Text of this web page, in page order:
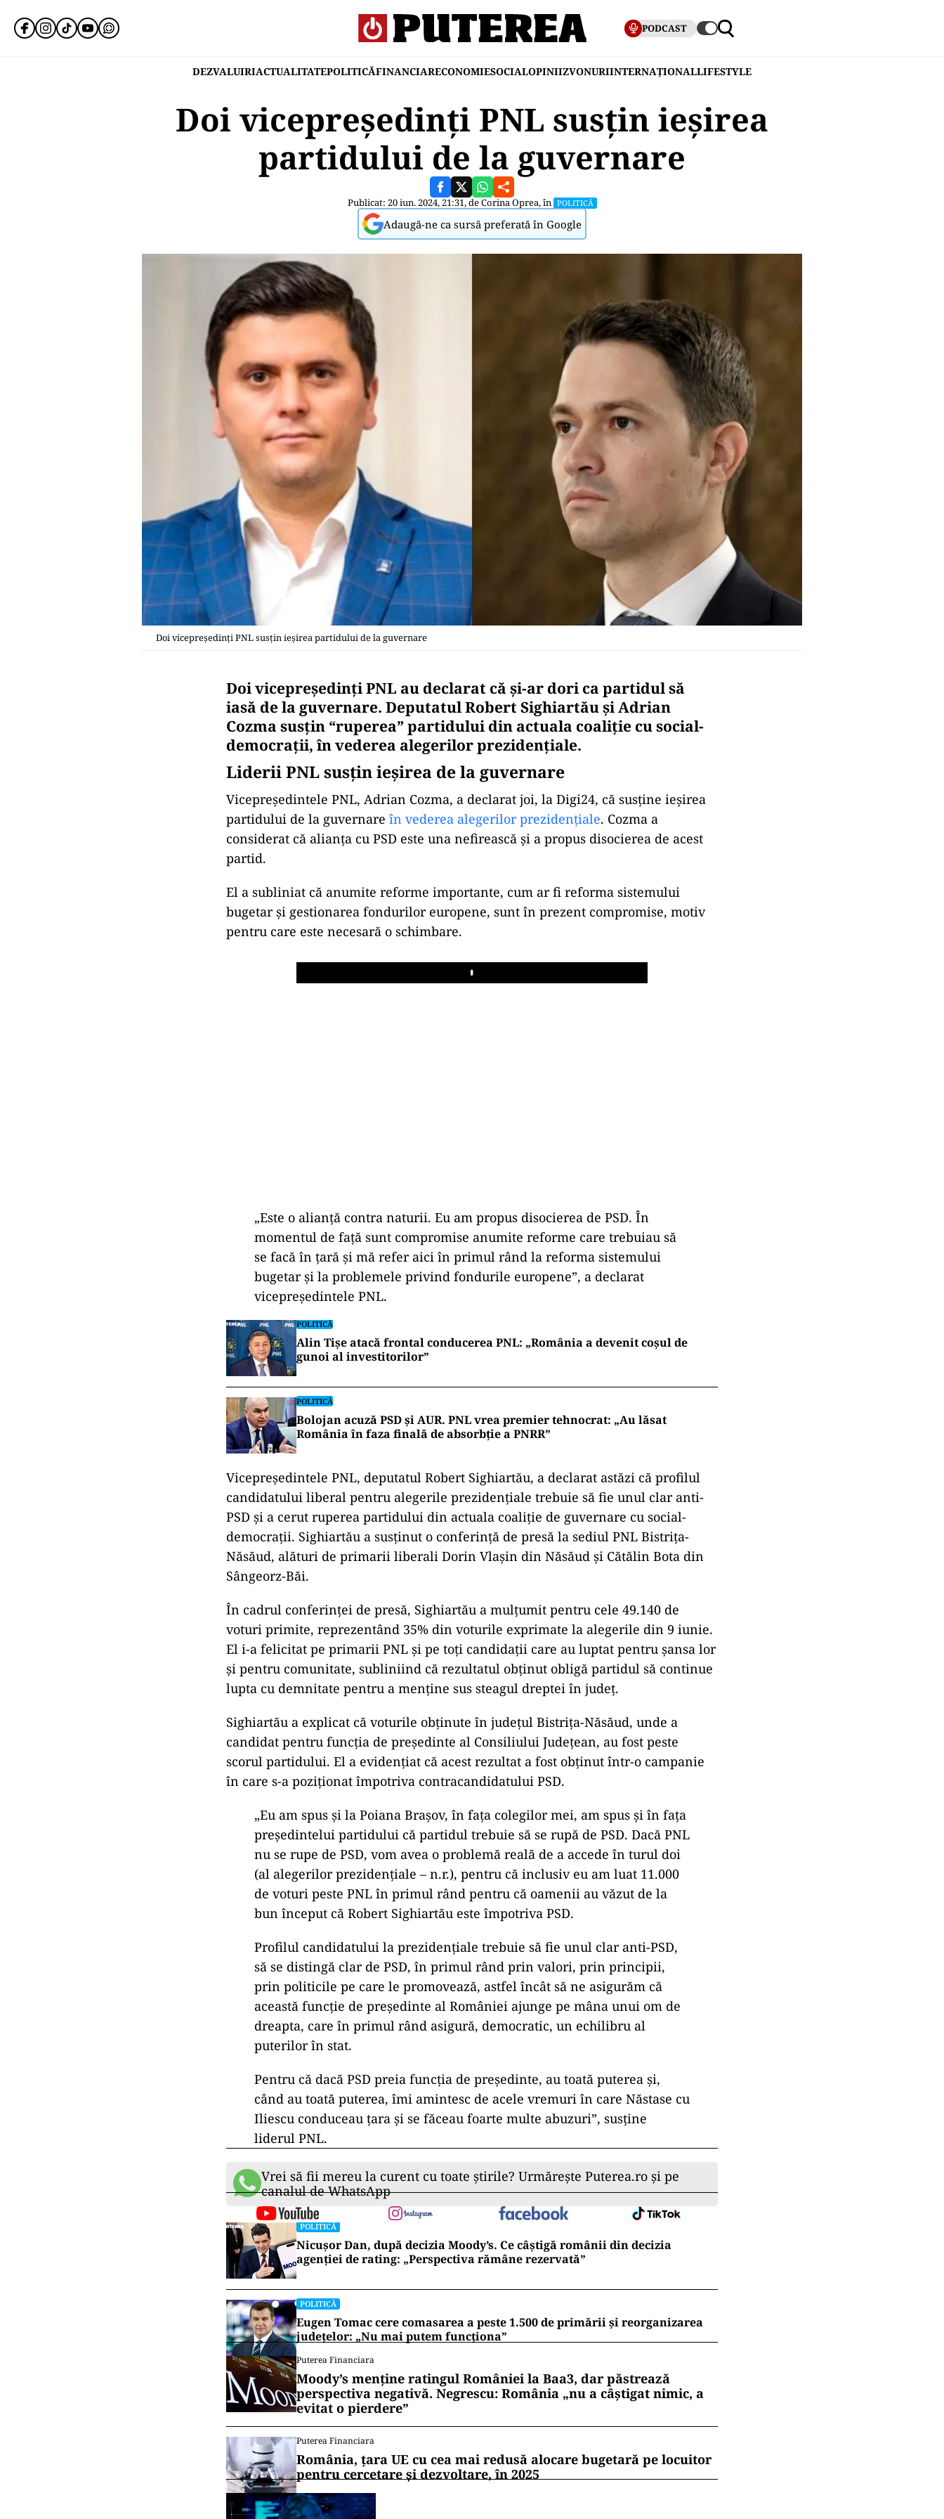
PODCAST
DEZVALUIRIACTUALITATEPOLITICĂFINANCIARECONOMIESOCIALOPINIIZVONURIINTERNAȚIONALLIFESTYLE
Doi vicepreședinți PNL susțin ieșirea
partidului de la guvernare
Publicat: 20 iun. 2024, 21:31, deCorina Oprea, în POLITICĂ
Adaugă-ne ca sursă preferată în Google
Doi vicepreședinți PNL susțin ieșirea partidului de la guvernare
Doi vicepreședinți PNL au declarat că și-ar dori ca partidul să
iasă de la guvernare. Deputatul Robert Sighiartău și Adrian
Cozma susțin “ruperea” partidului din actuala coaliţie cu social-
democraţii, în vederea alegerilor prezidențiale.
Liderii PNL susțin ieșirea de la guvernare
Vicepreședintele PNL, Adrian Cozma, a declarat joi, la Digi24, că susține ieșirea
partidului de la guvernare în vederea alegerilor prezidențiale. Cozma a
considerat că alianța cu PSD este una nefirească și a propus disocierea de acest
partid.
El a subliniat că anumite reforme importante, cum ar fi reforma sistemului
bugetar și gestionarea fondurilor europene, sunt în prezent compromise, motiv
pentru care este necesară o schimbare.
Play
„Este o alianță contra naturii. Eu am propus disocierea de PSD. În
momentul de față sunt compromise anumite reforme care trebuiau să
se facă în țară și mă refer aici în primul rând la reforma sistemului
bugetar și la problemele privind fondurile europene”, a declarat
vicepreședintele PNL.
POLITICĂ
Alin Tișe atacă frontal conducerea PNL: „România a devenit coșul de
gunoi al investitorilor”
POLITICĂ
Bolojan acuză PSD și AUR. PNL vrea premier tehnocrat: „Au lăsat
România în faza finală de absorbţie a PNRR”
Vicepreședintele PNL, deputatul Robert Sighiartău, a declarat astăzi că profilul
candidatului liberal pentru alegerile prezidențiale trebuie să fie unul clar anti-
PSD și a cerut ruperea partidului din actuala coaliție de guvernare cu social-
democrații. Sighiartău a susținut o conferință de presă la sediul PNL Bistrița-
Năsăud, alături de primarii liberali Dorin Vlașin din Năsăud și Cătălin Bota din
Sângeorz-Băi.
În cadrul conferinței de presă, Sighiartău a mulțumit pentru cele 49.140 de
voturi primite, reprezentând 35% din voturile exprimate la alegerile din 9 iunie.
El i-a felicitat pe primarii PNL și pe toți candidații care au luptat pentru șansa lor
și pentru comunitate, subliniind că rezultatul obținut obligă partidul să continue
lupta cu demnitate pentru a menține sus steagul dreptei în județ.
Sighiartău a explicat că voturile obținute în județul Bistrița-Năsăud, unde a
candidat pentru funcția de președinte al Consiliului Județean, au fost peste
scorul partidului. El a evidențiat că acest rezultat a fost obținut într-o campanie
în care s-a poziționat împotriva contracandidatului PSD.
„Eu am spus şi la Poiana Braşov, în faţa colegilor mei, am spus şi în faţa
preşedintelui partidului că partidul trebuie să se rupă de PSD. Dacă PNL
nu se rupe de PSD, vom avea o problemă reală de a accede în turul doi
(al alegerilor prezidenţiale – n.r.), pentru că inclusiv eu am luat 11.000
de voturi peste PNL în primul rând pentru că oamenii au văzut de la
bun început că Robert Sighiartău este împotriva PSD.
Profilul candidatului la prezidenţiale trebuie să fie unul clar anti-PSD,
să se distingă clar de PSD, în primul rând prin valori, prin principii,
prin politicile pe care le promovează, astfel încât să ne asigurăm că
această funcţie de preşedinte al României ajunge pe mâna unui om de
dreapta, care în primul rând asigură, democratic, un echilibru al
puterilor în stat.
Pentru că dacă PSD preia funcţia de preşedinte, au toată puterea şi,
când au toată puterea, îmi amintesc de acele vremuri în care Năstase cu
Iliescu conduceau ţara şi se făceau foarte multe abuzuri”, susține
liderul PNL.
Vrei să fii mereu la curent cu toate știrile? Urmărește Puterea.ro și pe
canalul de WhatsApp
POLITICĂ
Nicușor Dan, după decizia Moody’s. Ce câștigă românii din decizia
agenției de rating: „Perspectiva rămâne rezervată”
POLITICĂ
Eugen Tomac cere comasarea a peste 1.500 de primării și reorganizarea
județelor: „Nu mai putem funcționa”
Puterea Financiara
Moody’s menține ratingul României la Baa3, dar păstrează
perspectiva negativă. Negrescu: România „nu a câștigat nimic, a
evitat o pierdere”
Puterea Financiara
România, țara UE cu cea mai redusă alocare bugetară pe locuitor
pentru cercetare și dezvoltare, în 2025